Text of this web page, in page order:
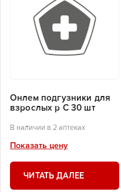
Онлем подгузники для
взрослых р С 30 шт
В наличии в 2 аптеках
Показать цену
ЧИТАТЬ ДАЛЕЕ